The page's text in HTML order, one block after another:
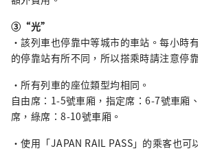
③“光”
・該列車也停靠中等城市的車站。每小時
的停靠站有所不同，所以搭乘時請注意停靠
・所有列車的座位類型均相同。
自由席：1-5號車廂，指定席：6-7號車廂
席，綠席：8-10號車廂。
・使用「JAPAN RAIL PASS」的乘客也可